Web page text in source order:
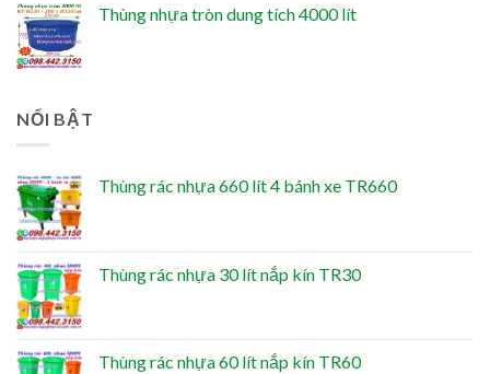
Thùng nhựa tròn dung tích 4000 lít
NỔI BẬT
Thùng rác nhựa 660 lít 4 bánh xe TR660
Thùng rác nhựa 30 lít nắp kín TR30
Thùng rác nhựa 60 lít nắp kín TR60